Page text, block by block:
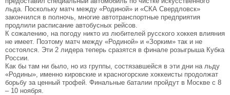
льда. Поскольку матч между «Родиной» и «СКА Свердловск»
закончился в полночь, многие автотранспортные предприятия
продлили расписание автобусных рейсов.
К сожалению, на погоду никто из любителей русского хоккея влияния
не имеет. Поэтому матч между «Родиной» и «Зорким» так и не
состоялся. Эти 2 лидера теперь сразятся в финале розыгрыша Кубка
России.
Как бы там ни было, но из группы, состязавшейся в эти дни на льду
«Родины», именно кировские и красногорские хоккеисты продолжат
борьбу за ценный трофей. Финальные баталии пройдут в Москве с 8
– 10 ноября.